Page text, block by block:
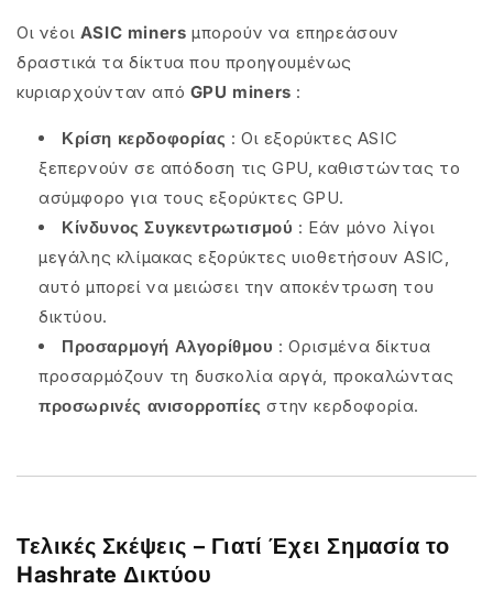
Οι νέοι ASIC miners μπορούν να επηρεάσουν
δραστικά τα δίκτυα που προηγουμένως
κυριαρχούνταν από GPU miners :
Κρίση κερδοφορίας : Οι εξορύκτες ASIC
ξεπερνούν σε απόδοση τις GPU, καθιστώντας το
ασύμφορο για τους εξορύκτες GPU.
Κίνδυνος Συγκεντρωτισμού : Εάν μόνο λίγοι
μεγάλης κλίμακας εξορύκτες υιοθετήσουν ASIC,
αυτό μπορεί να μειώσει την αποκέντρωση του
δικτύου.
Προσαρμογή Αλγορίθμου : Ορισμένα δίκτυα
προσαρμόζουν τη δυσκολία αργά, προκαλώντας
προσωρινές ανισορροπίες στην κερδοφορία.
Τελικές Σκέψεις – Γιατί Έχει Σημασία το
Hashrate Δικτύου